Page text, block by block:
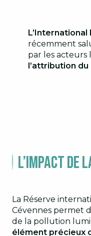
récemment
par les acteurs
l’attribution
L’impact
La Réserve
Cévennes permet
de la pollution
élément précieux